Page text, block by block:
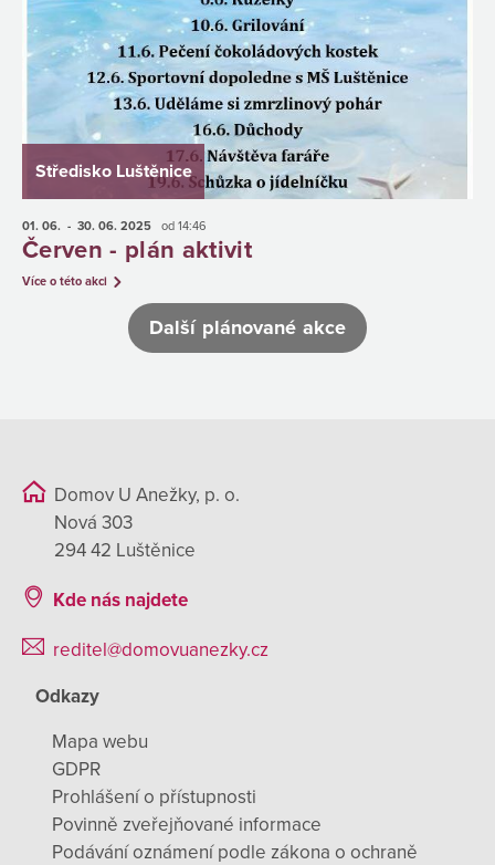
Středisko Luštěnice
01. 06. - 30. 06. 2025 od 14:46
Červen - plán aktivit
Více o této akci
Další plánované akce
Domov U Anežky, p. o.
Nová 303
294 42 Luštěnice
Kde nás najdete
reditel@domovuanezky.cz
Odkazy
Mapa webu
GDPR
Prohlášení o přístupnosti
Povinně zveřejňované informace
Podávání oznámení podle zákona o ochraně